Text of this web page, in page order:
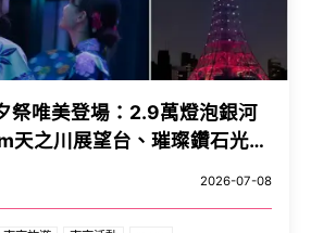
祭唯美登場：2.9萬燈泡銀河
天之川展望台、璀璨鑽石光雕
2026-07-08